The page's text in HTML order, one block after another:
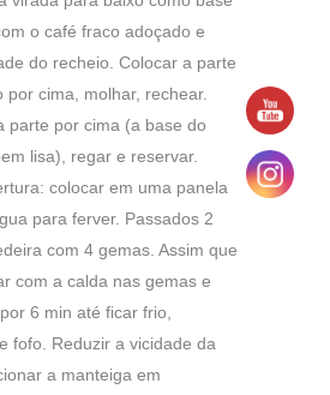
o café fraco adoçado e
do recheio. Colocar a parte
por cima, molhar, rechear.
parte por cima (a base do
lisa), regar e reservar.
colocar em uma panela
para ferver. Passados 2
com 4 gemas. Assim que
com a calda nas gemas e
6 min até ficar frio,
fofo. Reduzir a vicidade da
a manteiga em